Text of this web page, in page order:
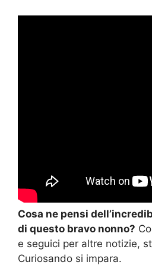
Cosa ne pensi
di questo bravo nonno?
e seguici per altre notizie,
Curiosando si impara.